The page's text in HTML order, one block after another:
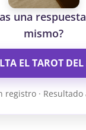
una
mismo?
EL TAROT
registro ·